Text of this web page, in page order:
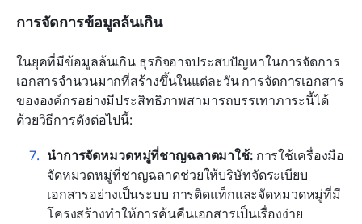
การจัดการข้อมูลล้นเกิน
ในยุคที่มีข้อมูลล้นเกิน ธุรกิจอาจประสบปัญหาในการจัดการ
เอกสารจำนวนมากที่สร้างขึ้นในแต่ละวัน การจัดการเอกสาร
ขององค์กรอย่างมีประสิทธิภาพสามารถบรรเทาภาระนี้ได้
ด้วยวิธีการดังต่อไปนี้:
นำการจัดหมวดหมู่ที่ชาญฉลาดมาใช้: การใช้เครื่องมือ
จัดหมวดหมู่ที่ชาญฉลาดช่วยให้บริษัทจัดระเบียบ
เอกสารอย่างเป็นระบบ การติดแท็กและจัดหมวดหมู่ที่มี
โครงสร้างทำให้การค้นคืนเอกสารเป็นเรื่องง่าย